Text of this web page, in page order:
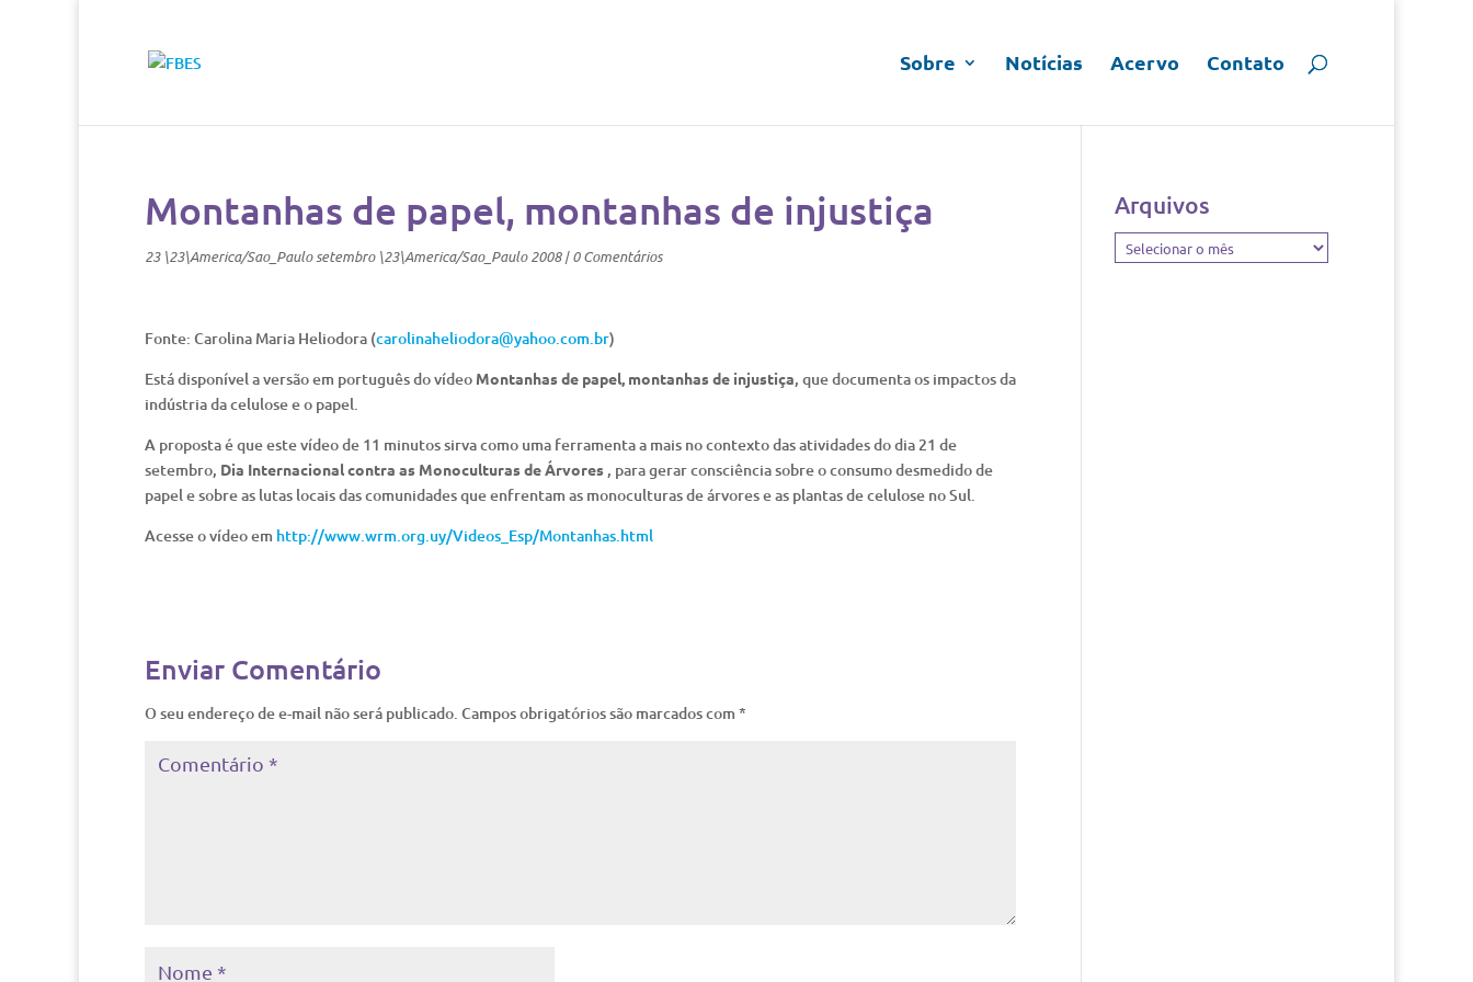
Sobre Notícias Acervo Contato
Montanhas de papel, montanhas de injustiça
23 \23\America/Sao_Paulo setembro \23\America/Sao_Paulo 2008|0 Comentários
Fonte: Carolina Maria Heliodora (carolinaheliodora@yahoo.com.br)
Está disponível a versão em português do vídeo Montanhas de papel, montanhas de injustiça, que documenta os impactos da
indústria da celulose e o papel.
A proposta é que este vídeo de 11 minutos sirva como uma ferramenta a mais no contexto das atividades do dia 21 de
setembro, Dia Internacional contra as Monoculturas de Árvores , para gerar consciência sobre o consumo desmedido de
papel e sobre as lutas locais das comunidades que enfrentam as monoculturas de árvores e as plantas de celulose no Sul.
Acesse o vídeo em http://www.wrm.org.uy/Videos_Esp/Montanhas.html
Enviar Comentário
O seu endereço de e-mail não será publicado. Campos obrigatórios são marcados com *
Arquivos
Arquivos